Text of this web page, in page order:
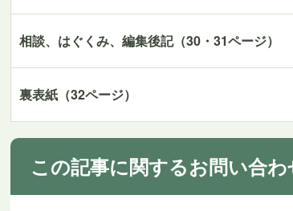
相談、はぐくみ、編集後記（30・31ページ）
裏表紙（32ページ）
この記事に関するお問い合